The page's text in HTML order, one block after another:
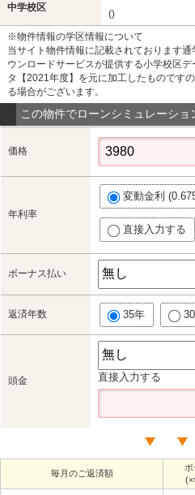
中学校区
()
※物件情報の学区情報について
当サイト物件情報に記載されております
ウンロードサービスが提供する小学校区
タ【2021年度】を元に加工したものです
る場合がございます。
この物件でローンシミュレーショ
価格
年利率
変動金利
直接入力する
ボーナス払い
返済年数 35年
頭金 直接入力する
毎月のご返済額
ボ
(×